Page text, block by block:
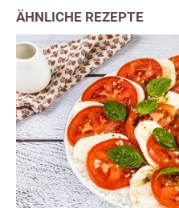
ÄHNLICHE REZEPTE